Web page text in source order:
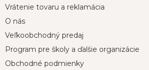
Vrátenie tovaru a reklamácia
O nás
Veľkoobchodný predaj
Program pre školy a ďalšie organizácie
Obchodné podmienky